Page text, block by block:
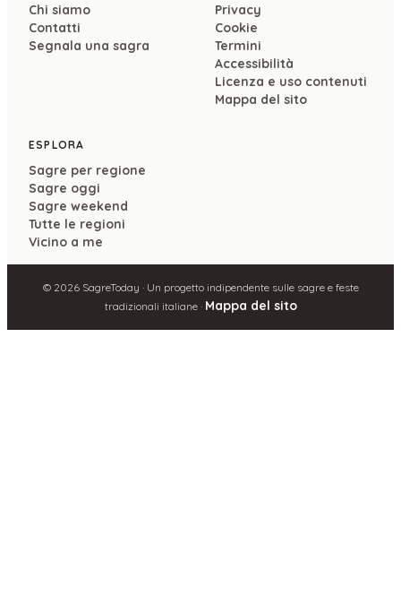
Chi siamo
Contatti
Segnala una sagra
Privacy
Cookie
Termini
Accessibilità
Licenza e uso contenuti
Mappa del sito
ESPLORA
Sagre per regione
Sagre oggi
Sagre weekend
Tutte le regioni
Vicino a me
© 2026SagreToday · Un progetto indipendente sulle sagre e feste
tradizionali italiane · Mappa del sito